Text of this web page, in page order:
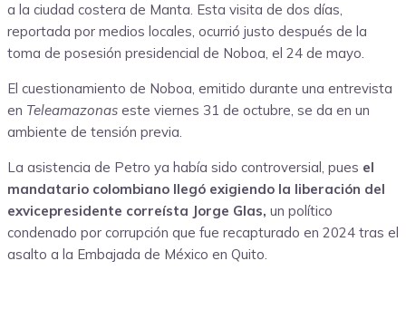
a la ciudad costera de Manta. Esta visita de dos días,
reportada por medios locales, ocurrió justo después de la
toma de posesión presidencial de Noboa, el 24 de mayo.
El cuestionamiento de Noboa, emitido durante una entrevista
en Teleamazonas este viernes 31 de octubre, se da en un
ambiente de tensión previa.
La asistencia de Petro ya había sido controversial, pues el
mandatario colombiano llegó exigiendo la liberación del
exvicepresidente correísta Jorge Glas, un político
condenado por corrupción que fue recapturado en 2024 tras el
asalto a la Embajada de México en Quito.